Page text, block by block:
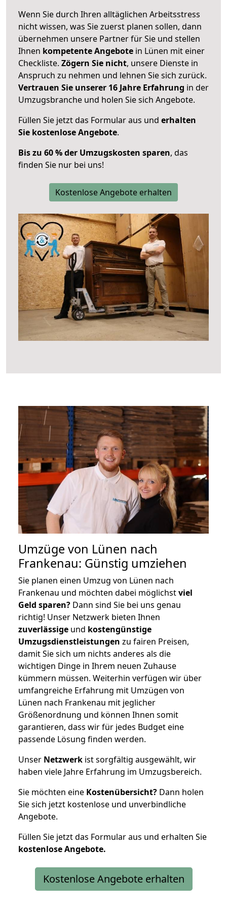
Wenn Sie durch Ihren alltäglichen Arbeitsstress
nicht wissen, was Sie zuerst planen sollen, dann
übernehmen unsere Partner für Sie und stellen
Ihnen kompetente Angebote in Lünen mit einer
Checkliste. Zögern Sie nicht, unsere Dienste in
Anspruch zu nehmen und lehnen Sie sich zurück.
Vertrauen Sie unserer 16 Jahre Erfahrung in der
Umzugsbranche und holen Sie sich Angebote.
Füllen Sie jetzt das Formular aus und erhalten
Sie kostenlose Angebote.
Bis zu 60 % der Umzugskosten sparen, das
finden Sie nur bei uns!
Kostenlose Angebote erhalten
Umzüge von Lünen nach
Frankenau: Günstig umziehen
Sie planen einen Umzug von Lünen nach
Frankenau und möchten dabei möglichstviel
Geld sparen? Dann sind Sie bei uns genau
richtig! Unser Netzwerk bieten Ihnen
zuverlässige und kostengünstige
Umzugsdienstleistungen zu fairen Preisen,
damit Sie sich um nichts anderes als die
wichtigen Dinge in Ihrem neuen Zuhause
kümmern müssen. Weiterhin verfügen wir über
umfangreiche Erfahrung mit Umzügen von
Lünen nach Frankenau mit jeglicher
Größenordnung und können Ihnen somit
garantieren, dass wir für jedes Budget eine
passende Lösung finden werden.
Unser Netzwerk ist sorgfältig ausgewählt, wir
haben viele Jahre Erfahrung im Umzugsbereich.
Sie möchten eine Kostenübersicht? Dann holen
Sie sich jetzt kostenlose und unverbindliche
Angebote.
Füllen Sie jetzt das Formular aus und erhalten Sie
kostenloseAngebote.
Kostenlose Angebote erhalten